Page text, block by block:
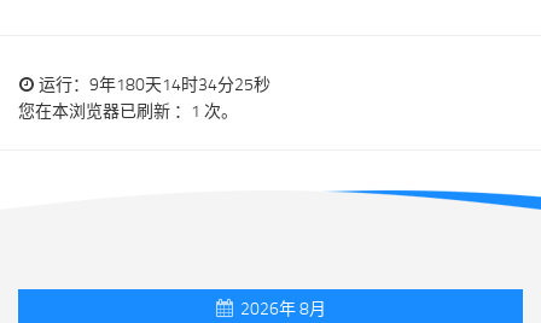
运行：9年180天14时34分25秒
您在本浏览器已刷新 ：1 次。
2026年 8月